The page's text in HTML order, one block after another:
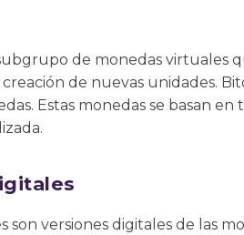
de monedas virtuales
de nuevas unidades.
Estas monedas se basan
son versiones digitales de las